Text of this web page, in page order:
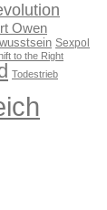
Owen
Sexpol
to the Right
Todestrieb